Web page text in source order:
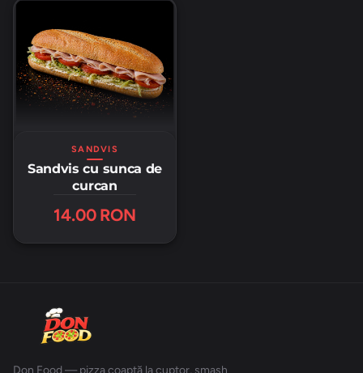
SANDVIS
Sandvis cu sunca de
curcan
14.00 RON
Don Food — pizza coaptă la cuptor, smash